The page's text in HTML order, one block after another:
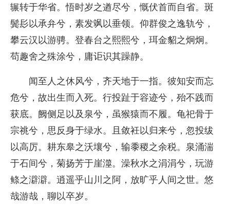
辗转于华省。悟时岁之遒尽兮，慨伏首而自省。斑
鬓髟以承弁兮，素发飒以垂领。仰群俊之逸轨兮，
攀云汉以游骋。登春台之熙熙兮，珥金貂之炯炯。
苟趣舍之殊涂兮，庸讵识其躁静。
闻至人之休风兮，齐天地于一指。彼知安而忘
危兮，故出生而入死。行投趾于容迹兮，殆不践而
获底。阙侧足以及泉兮，虽猴猿而不履。龟祀骨于
宗祧兮，思反身于绿水。且敛衽以归来兮，忽投绂
以高厉。耕东皋之沃壤兮，输黍稷之余税。泉涌湍
于石间兮，菊扬芳于崖澨。澡秋水之涓涓兮，玩游
鲦之澼澼。逍遥乎山川之阿，放旷乎人间之世。悠
哉游哉，聊以卒岁。